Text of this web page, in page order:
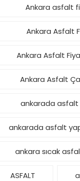
Ankara asfalt
Ankara Asfalt
Ankara Asfalt
Ankara Asfalt
ankarada asfalt
ankarada asfalt
ankara sıcak
ASFALT